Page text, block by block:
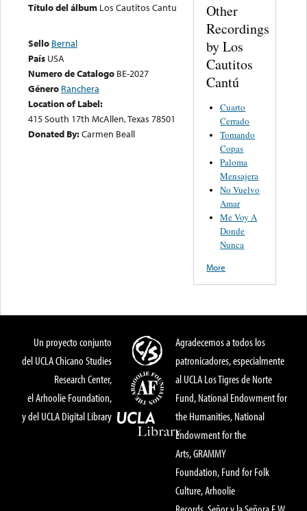
Título del álbum Los Cautitos Cantu
Sello Bernal
País USA
Numero de Catalogo BE-2027
Género Ranchera
Location of Label:
415 South 17th McAllen, Texas 78501
Donated By:Carmen Beall
Other
Recordings
by Los
Cautitos
Cantú
Cuarto
Cerrado
Tomando
Copas
Paloma
Mensajera
No Vuelvo
Amar
Me Voy A
Donde
Nunca
More
Un proyecto conjunto
del UCLA Chicano Studies
Research Center,
el Arhoolie Foundation,
y del UCLA Digital Library
Agradecemos a todos los
patronicadores, especialmente
al UCLA Los Tigres de Norte
Fund, National Endowment for
the Humanities, National
Endowment for the
Arts, GRAMMY
Foundation, Fund for Folk
Culture, Arhoolie